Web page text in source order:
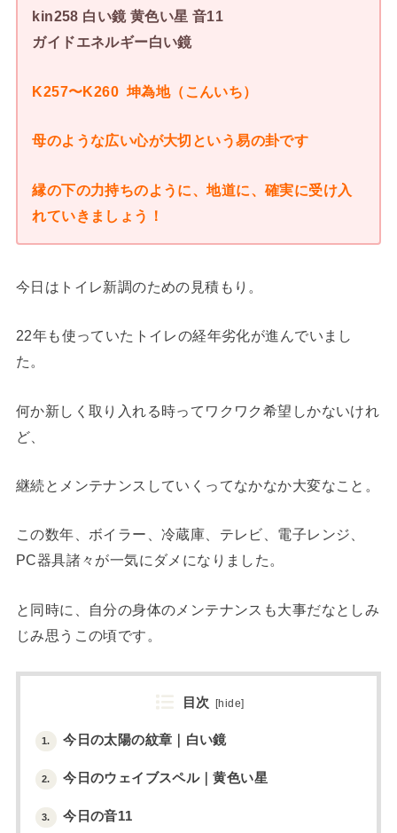
kin258 白い鏡 黄色い星 音11
ガイドエネルギー白い鏡
K257〜K260 坤為地（こんいち）
母のような広い心が大切という易の卦です
縁の下の力持ちのように、地道に、確実に受け入
れていきましょう！
今日はトイレ新調のための見積もり。
22年も使っていたトイレの経年劣化が進んでいまし
た。
何か新しく取り入れる時ってワクワク希望しかないけれ
ど、
継続とメンテナンスしていくってなかなか大変なこと。
この数年、ボイラー、冷蔵庫、テレビ、電子レンジ、
PC器具諸々が一気にダメになりました。
と同時に、自分の身体のメンテナンスも大事だなとしみ
じみ思うこの頃です。
目次 [hide]
1. 今日の太陽の紋章｜白い鏡
2. 今日のウェイブスペル｜黄色い星
3. 今日の音11